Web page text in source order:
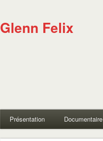
Glenn Felix
Présentation Documentaire